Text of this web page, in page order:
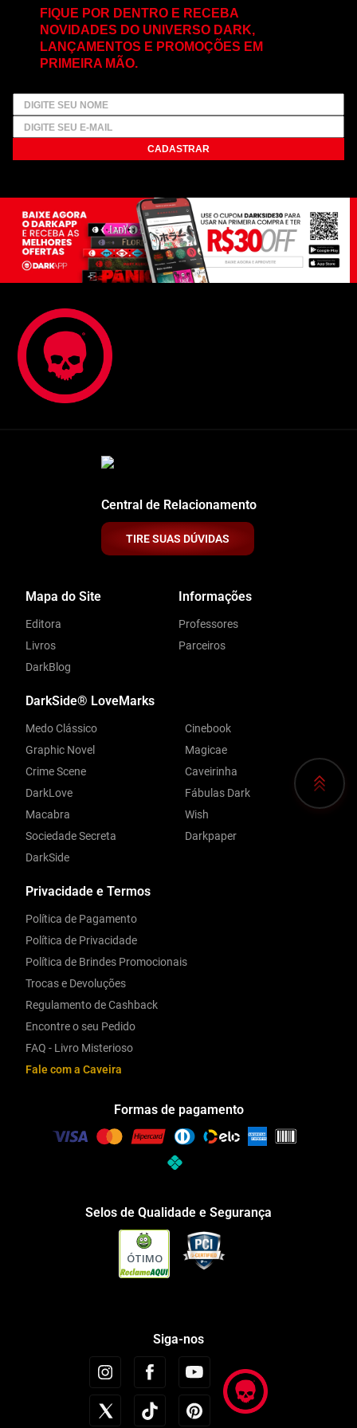
FIQUE POR DENTRO E RECEBA
NOVIDADES DO UNIVERSO DARK,
LANÇAMENTOS E PROMOÇÕES EM
PRIMEIRA MÃO.
CADASTRAR
Central de Relacionamento
TIRE SUAS DÚVIDAS
Privacidade e Termos
Política de Pagamento
Política de Privacidade
Política de Brindes Promocionais
Trocas e Devoluções
Regulamento de Cashback
Encontre o seu Pedido
FAQ - Livro Misterioso
Fale com a Caveira
Mapa do Site
Editora
Livros
DarkBlog
Informações
Professores
Parceiros
DarkSide® LoveMarks
Medo Clássico
Graphic Novel
Crime Scene
DarkLove
Macabra
Sociedade Secreta
DarkSide
Cinebook
Magicae
Caveirinha
Fábulas Dark
Wish
Darkpaper
Formas de pagamento
Selos de Qualidade e Segurança
ÓTIMO
Siga-nos